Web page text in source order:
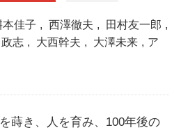
本佳子 , 西澤徹夫 , 田村友一郎 ,
志 , 大西幹夫 , 大澤未来 , ア
蒔き、人を育み、100年後の